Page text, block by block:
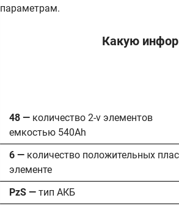
параметрам.
Какую
48 — количество 2-v элементов
емкостью 540Ah
6 — количество положительных
элементе
PzS — тип АКБ